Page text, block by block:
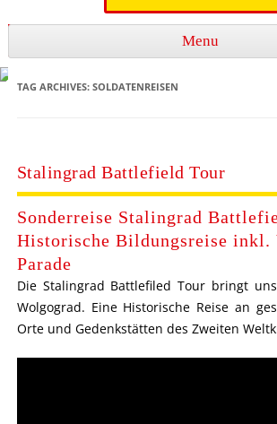
Menu
Skip to
TAG ARCHIVES: SOLDATENREISEN
Stalingrad Battlefield Tour
Sonderreise Stalingrad
Historische Bildungsreise inkl.
Parade
Die Stalingrad Battlefiled Tour bringt
Wolgograd. Eine Historische Reise an
Orte und Gedenkstätten des Zweiten